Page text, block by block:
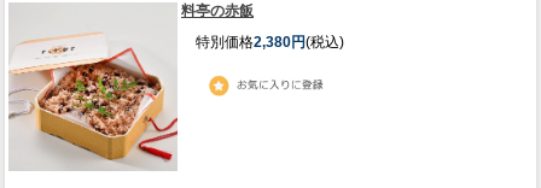
料亭の赤飯
特別価格2,380円(税込)